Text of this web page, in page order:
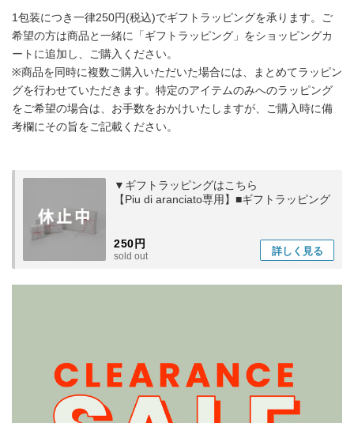
1包装につき一律250円(税込)でギフトラッピングを承ります。ご
希望の方は商品と一緒に「ギフトラッピング」をショッピングカ
ートに追加し、ご購入ください。
※商品を同時に複数ご購入いただいた場合には、まとめてラッピン
グを行わせていただきます。特定のアイテムのみへのラッピング
をご希望の場合は、お手数をおかけいたしますが、ご購入時に備
考欄にその旨をご記載ください。
▼ギフトラッピングはこちら
【Piu di aranciato専用】■ギフトラッピング
250円
sold out 詳しく 見る